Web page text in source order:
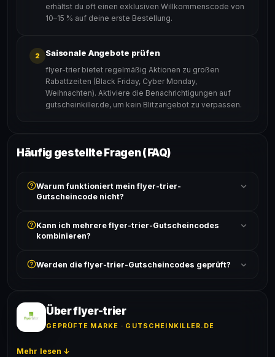
erhältst du oft einen exklusiven Willkommenscode von
10–15 % auf deine erste Bestellung.
2 Saisonale Angebote prüfen
flyer-trier bietet regelmäßig Aktionen zu großen
Rabattzeiten (Black Friday, Cyber Monday,
Weihnachten). Aktiviere die Benachrichtigungen auf
gutscheinkiller.de, um kein Blitzangebot zu verpassen.
Häufig gestellte Fragen (FAQ)
Warum funktioniert mein flyer-trier-
Gutscheincode nicht?
ist und ob der Code nicht für bereits reduzierte Artikel
gilt. Alle Bedingungen findest du unter „Details".
Kann ich mehrere flyer-trier-Gutscheincodes
kombinieren?
akzeptiert. Die Kombination mehrerer Codes ist meist
Werden die flyer-trier-Gutscheincodes geprüft?
Erfolgsquote wird bei jedem Angebot angezeigt.
Über flyer-trier
GEPRÜFTE MARKE · GUTSCHEINKILLER.DE
Mehr lesen ↓